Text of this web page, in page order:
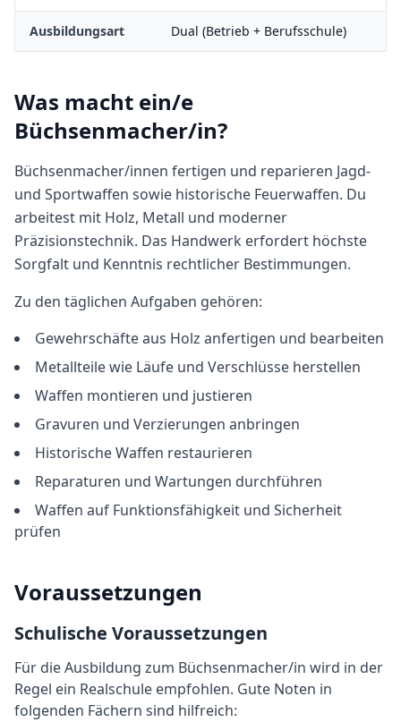
Ausbildungsart Dual (Betrieb + Berufsschule)
Was macht ein/e
Büchsenmacher/in?
Büchsenmacher/innen fertigen und reparieren Jagd-
und Sportwaffen sowie historische Feuerwaffen. Du
arbeitest mit Holz, Metall und moderner
Präzisionstechnik. Das Handwerk erfordert höchste
Sorgfalt und Kenntnis rechtlicher Bestimmungen.
Zu den täglichen Aufgaben gehören:
Gewehrschäfte aus Holz anfertigen und bearbeiten
Metallteile wie Läufe und Verschlüsse herstellen
Waffen montieren und justieren
Gravuren und Verzierungen anbringen
Historische Waffen restaurieren
Reparaturen und Wartungen durchführen
Waffen auf Funktionsfähigkeit und Sicherheit
prüfen
Voraussetzungen
Schulische Voraussetzungen
Für die Ausbildung zum Büchsenmacher/in wird in der
Regel ein Realschule empfohlen. Gute Noten in
folgenden Fächern sind hilfreich: